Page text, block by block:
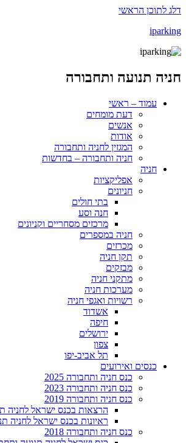
דלג לתוכן הראשי
iparking
חניה תנועה ותחבורה
עמוד – ראשי
דעת מומחים
אנשים
אודות
המגזין לחניה ותחבורה
חניה ותחבורה – בחדשות
חניה
אפליקציות
חניונים
בתי חולים
חנה וסע
מרכזים מסחריים וקניונים
חניה במספרים
מכרזים
תקן חניה
מבזקים
מתקני חניה
מערכות חניה
רשויות ואגפי חניה
אשדוד
חיפה
ירושלים
צפון
תל אביב-יפו
כנסים ואירועים
כנס חניה ותחבורה 2025
כנס חניה ותחבורה 2023
כנס חניה ותחבורה 2019
הרצאות בכנס ישראל לחניה
ראיונות בכנס ישראל לחניה
כנס חניה ותחבורה 2018